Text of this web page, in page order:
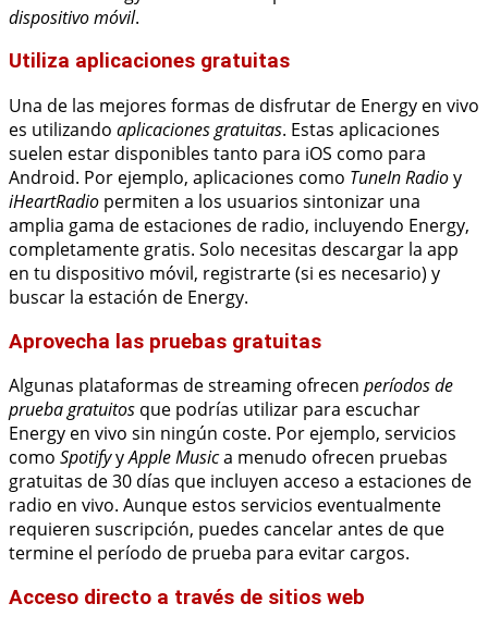
dispositivo móvil.
Utiliza aplicaciones gratuitas
Una de las mejores formas de disfrutar de Energy en vivo
es utilizando aplicaciones gratuitas. Estas aplicaciones
suelen estar disponibles tanto para iOS como para
Android. Por ejemplo, aplicaciones como TuneIn Radioy
iHeartRadio permiten a los usuarios sintonizar una
amplia gama de estaciones de radio, incluyendo Energy,
completamente gratis. Solo necesitas descargar la app
en tu dispositivo móvil, registrarte (si es necesario) y
buscar la estación de Energy.
Aprovecha las pruebas gratuitas
Algunas plataformas de streaming ofrecen períodos de
prueba gratuitos que podrías utilizar para escuchar
Energy en vivo sin ningún coste. Por ejemplo, servicios
como SpotifyyApple Musica menudo ofrecen pruebas
gratuitas de 30 días que incluyen acceso a estaciones de
radio en vivo. Aunque estos servicios eventualmente
requieren suscripción, puedes cancelar antes de que
termine el período de prueba para evitar cargos.
Acceso directo a través de sitios web